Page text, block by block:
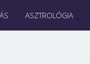
ASZTROLÓGIA